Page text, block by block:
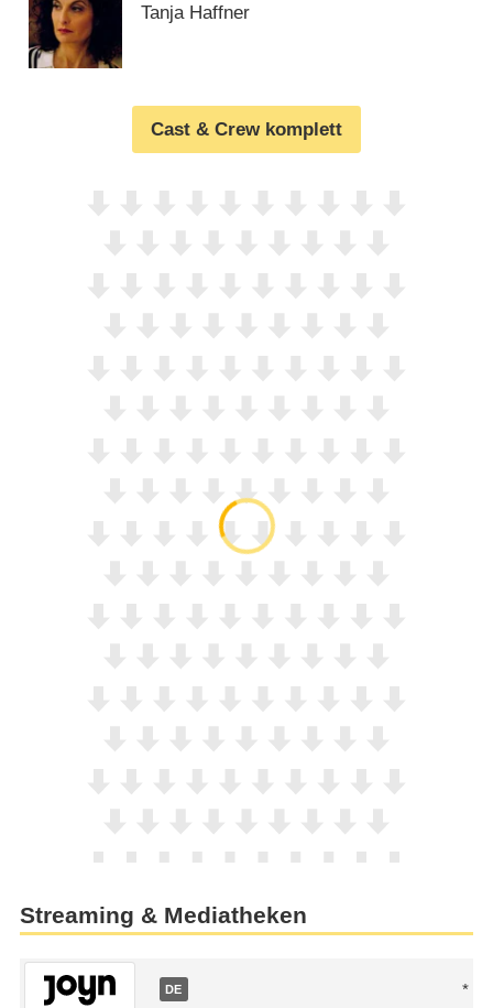
Tanja Haffner
Cast & Crew komplett
Streaming & Mediatheken
DE